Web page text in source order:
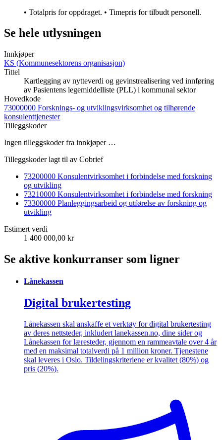
• Totalpris for oppdraget. • Timepris for tilbudt personell.
Se hele utlysningen
Innkjøper
KS (Kommunesektorens organisasjon)
Tittel
Kartlegging av nytteverdi og gevinstrealisering ved innføring
av Pasientens legemiddelliste (PLL) i kommunal sektor
Hovedkode
73000000 Forsknings- og utviklingsvirksomhet og tilhørende
konsulenttjenester
Tilleggskoder
Ingen tilleggskoder fra innkjøper …
Tilleggskoder lagt til av Cobrief
73200000 Konsulentvirksomhet i forbindelse med forskning
og utvikling
73210000 Konsulentvirksomhet i forbindelse med forskning
73300000 Planleggingsarbeid og utførelse av forskning og
utvikling
Estimert verdi
1 400 000,00 kr
Se aktive konkurranser som ligner
Lånekassen
Digital brukertesting
Lånekassen skal anskaffe et verktøy for digital brukertesting
av deres nettsteder, inkludert lanekassen.no, dine sider og
Lånekassen for læresteder, gjennom en rammeavtale over 4 år
med en maksimal totalverdi på 1 million kroner. Tjenestene
skal leveres i Oslo. Tildelingskriteriene er kvalitet (80%) og
pris (20%).